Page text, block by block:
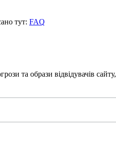
тут: FAQ
та образи відвідувачів